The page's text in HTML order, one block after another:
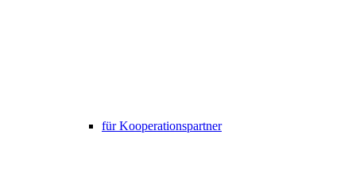
für Kooperationspartner